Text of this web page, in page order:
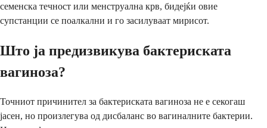
семенска течност или менструална крв, бидејќи овие
супстанции се поалкални и го засилуваат мирисот.
Што ја предизвикува бактериската
вагиноза?
Точниот причинител за бактериската вагиноза не е секогаш
јасен, но произлегува од дисбаланс во вагиналните бактерии.